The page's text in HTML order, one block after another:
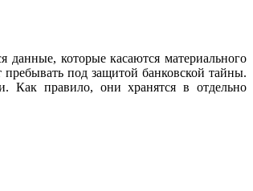
данные, которые касаются материального
пребывать под защитой банковской тайны.
Как правило, они хранятся в отдельно